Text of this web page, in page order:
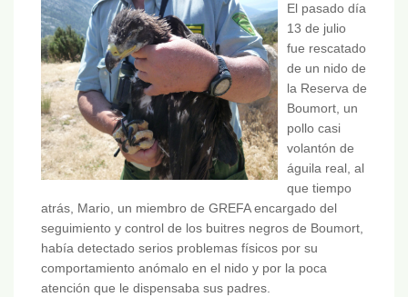
El pasado día
13 de julio
fue rescatado
de un nido de
la Reserva de
Boumort, un
pollo casi
volantón de
águila real, al
que tiempo
atrás, Mario, un miembro de GREFA encargado del
seguimiento y control de los buitres negros de Boumort,
había detectado serios problemas físicos por su
comportamiento anómalo en el nido y por la poca
atención que le dispensaba sus padres.